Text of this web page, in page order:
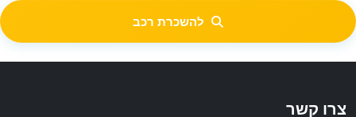
להשכרת רכב
צרו קשר